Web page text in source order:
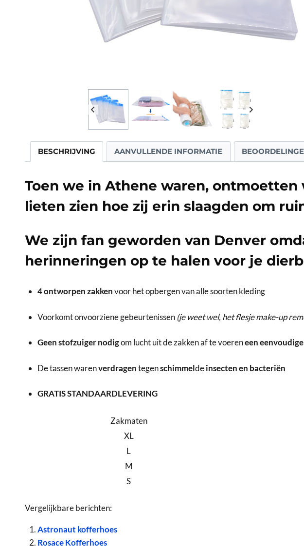
BESCHRIJVING AANVULLENDE INFORMATIE
Toen we in Athene waren,
lieten zien hoe zij erin slaagden om
We zijn fan geworden van Denver
herinneringen op te halen voor je
4 ontworpen zakkenvoor het opbergen van alle soorten kleding
Voorkomt onvoorziene gebeurtenissen (je weet wel, het flesje make-up
Geen stofzuiger nodigom lucht uit de zakken af te voereneen
De tassen warenverdragentegenschimmeldeinsecten en bacteriën
GRATIS STANDAARDLEVERING
Zakmaten
XL
L
M
S
Vergelijkbare berichten:
Astronaut kofferhoes
Rosace Kofferhoes